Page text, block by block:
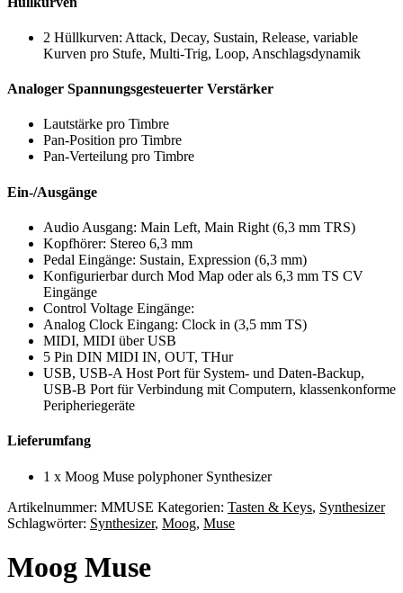
2 Hüllkurven: Attack, Decay, Sustain, Release, variable
Kurven pro Stufe, Multi-Trig, Loop, Anschlagsdynamik
Analoger Spannungsgesteuerter Verstärker
Lautstärke pro Timbre
Pan-Position pro Timbre
Pan-Verteilung pro Timbre
Ein-/Ausgänge
Audio Ausgang: Main Left, Main Right (6,3 mm TRS)
Kopfhörer: Stereo 6,3 mm
Pedal Eingänge: Sustain, Expression (6,3 mm)
Konfigurierbar durch Mod Map oder als 6,3 mm TS CV
Eingänge
Control Voltage Eingänge:
Analog Clock Eingang: Clock in (3,5 mm TS)
MIDI, MIDI über USB
5 Pin DIN MIDI IN, OUT, THur
USB, USB-A Host Port für System- und Daten-Backup,
USB-B Port für Verbindung mit Computern, klassenkonforme
Peripheriegeräte
Lieferumfang
1 x Moog Muse polyphoner Synthesizer
Artikelnummer: MMUSE Kategorien: Tasten & Keys, Synthesizer
Schlagwörter: Synthesizer, Moog, Muse
Moog Muse